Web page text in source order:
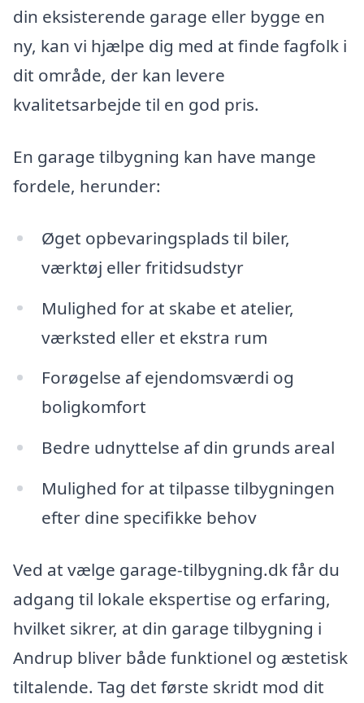
din eksisterende garage eller bygge en
ny, kan vi hjælpe dig med at finde fagfolk i
dit område, der kan levere
kvalitetsarbejde til en god pris.
En garage tilbygning kan have mange
fordele, herunder:
Øget opbevaringsplads til biler,
værktøj eller fritidsudstyr
Mulighed for at skabe et atelier,
værksted eller et ekstra rum
Forøgelse af ejendomsværdi og
boligkomfort
Bedre udnyttelse af din grunds areal
Mulighed for at tilpasse tilbygningen
efter dine specifikke behov
Ved at vælge garage-tilbygning.dk får du
adgang til lokale ekspertise og erfaring,
hvilket sikrer, at din garage tilbygning i
Andrup bliver både funktionel og æstetisk
tiltalende. Tag det første skridt mod dit